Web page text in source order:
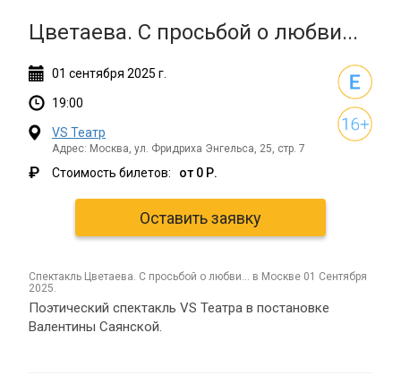
Цветаева. С просьбой о любви...
01 сентября 2025 г.
19:00
VS Театр
Адрес: Москва, ул. Фридриха Энгельса, 25, стр. 7
₽ Стоимость билетов: от 0 Р.
Оставить заявку
спектакль Цветаева. С просьбой о любви... в Москве 01 Сентября
2025.
Поэтический спектакль VS Театра в постановке
Валентины Саянской.